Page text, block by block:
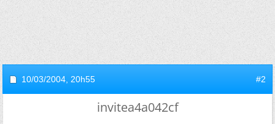
10/03/2004, 20h55 #2
invitea4a042cf